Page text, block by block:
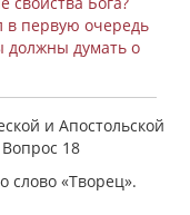
в первую очередь
должны думать о
и Апостольской
18
слово «Творец».